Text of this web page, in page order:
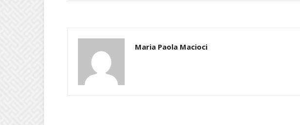
Maria Paola Macioci